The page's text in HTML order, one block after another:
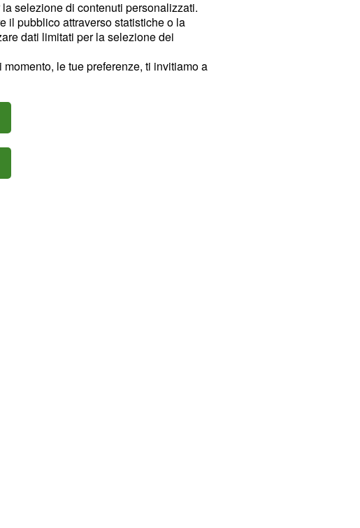
selezione di contenuti personalizzati.
il pubblico attraverso statistiche o la
dati limitati per la selezione dei
le tue preferenze, ti invitiamo a